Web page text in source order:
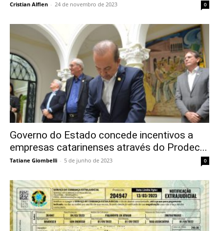
Cristian Alflen - 24 de novembro de 2023 0
Governo do Estado concede incentivos a
empresas catarinenses através do Prodec...
Tatiane Giombelli - 5 de junho de 2023 0